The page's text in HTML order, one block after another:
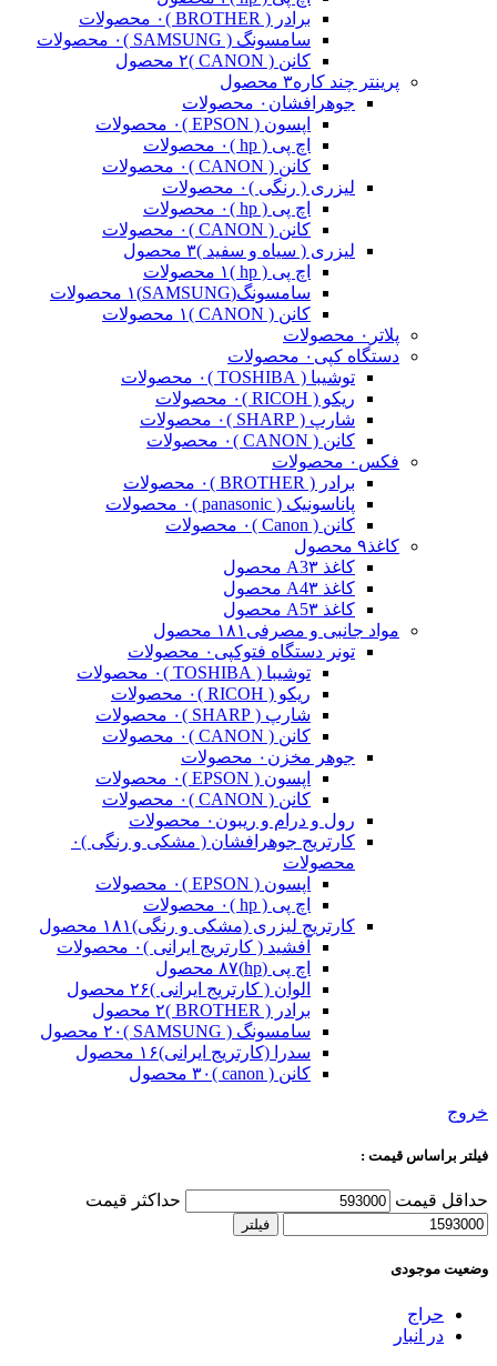
برادر ( BROTHER )
۰ محصولات
سامسونگ ( SAMSUNG )
۰ محصولات
کانن ( CANON )
۲ محصول
پرینتر چند کاره۳ محصول
جوهرافشان ۰ محصولات
اپسون ( EPSON )
۰ محصولات
اچ پی ( hp )
۰ محصولات
کانن ( CANON )
۰ محصولات
لیزری ( رنگی )۰ محصولات
اچ پی ( hp )
۰ محصولات
کانن ( CANON )
۰ محصولات
لیزری ( سیاه و سفید )۳ محصول
اچ پی ( hp )
۱ محصولات
سامسونگ(SAMSUNG)
۱ محصولات
کانن ( CANON )
۱ محصولات
پلاتر ۰ محصولات
دستگاه کپی ۰ محصولات
توشیبا ( TOSHIBA )
۰ محصولات
ریکو ( RICOH )
۰ محصولات
شارپ ( SHARP )
۰ محصولات
کانن ( CANON )
۰ محصولات
فکس ۰ محصولات
برادر ( BROTHER )
۰ محصولات
پاناسونیک ( panasonic )
۰ محصولات
کانن ( Canon )
۰ محصولات
کاغذ۹ محصول
کاغذ A3 ۳ محصول
کاغذ A4 ۳ محصول
کاغذ A5 ۳ محصول
مواد جانبی و مصرفی ۱۸۱ محصول
تونر دستگاه فتوکپی ۰ محصولات
توشیبا ( TOSHIBA )
۰ محصولات
ریکو ( RICOH )
۰ محصولات
شارپ ( SHARP )
۰ محصولات
کانن ( CANON )
۰ محصولات
جوهر مخزن ۰ محصولات
اپسون ( EPSON )
۰ محصولات
کانن ( CANON )
۰ محصولات
رول و درام و ریبون ۰ محصولات
کارتریج جوهرافشان ( مشکی و رنگی )۰
محصولات
اپسون ( EPSON )
۰ محصولات
اچ پی ( hp )
۰ محصولات
کارتریج لیزری (مشکی و رنگی)۱۸۱ محصول
آفشید ( کارتریج ایرانی )۰ محصولات
اچ پی (hp)
۸۷ محصول
الوان ( کارتریج ایرانی )۲۶ محصول
برادر ( BROTHER )
۲ محصول
سامسونگ ( SAMSUNG )
۲۰ محصول
سدرا (کارتریج ایرانی)۱۶ محصول
کانن ( canon )
۳۰ محصول
خروج
فیلتر براساس قیمت :
حداقل قیمت حداکثر قیمت
فیلتر
وضعیت موجودی
حراج
در انبار